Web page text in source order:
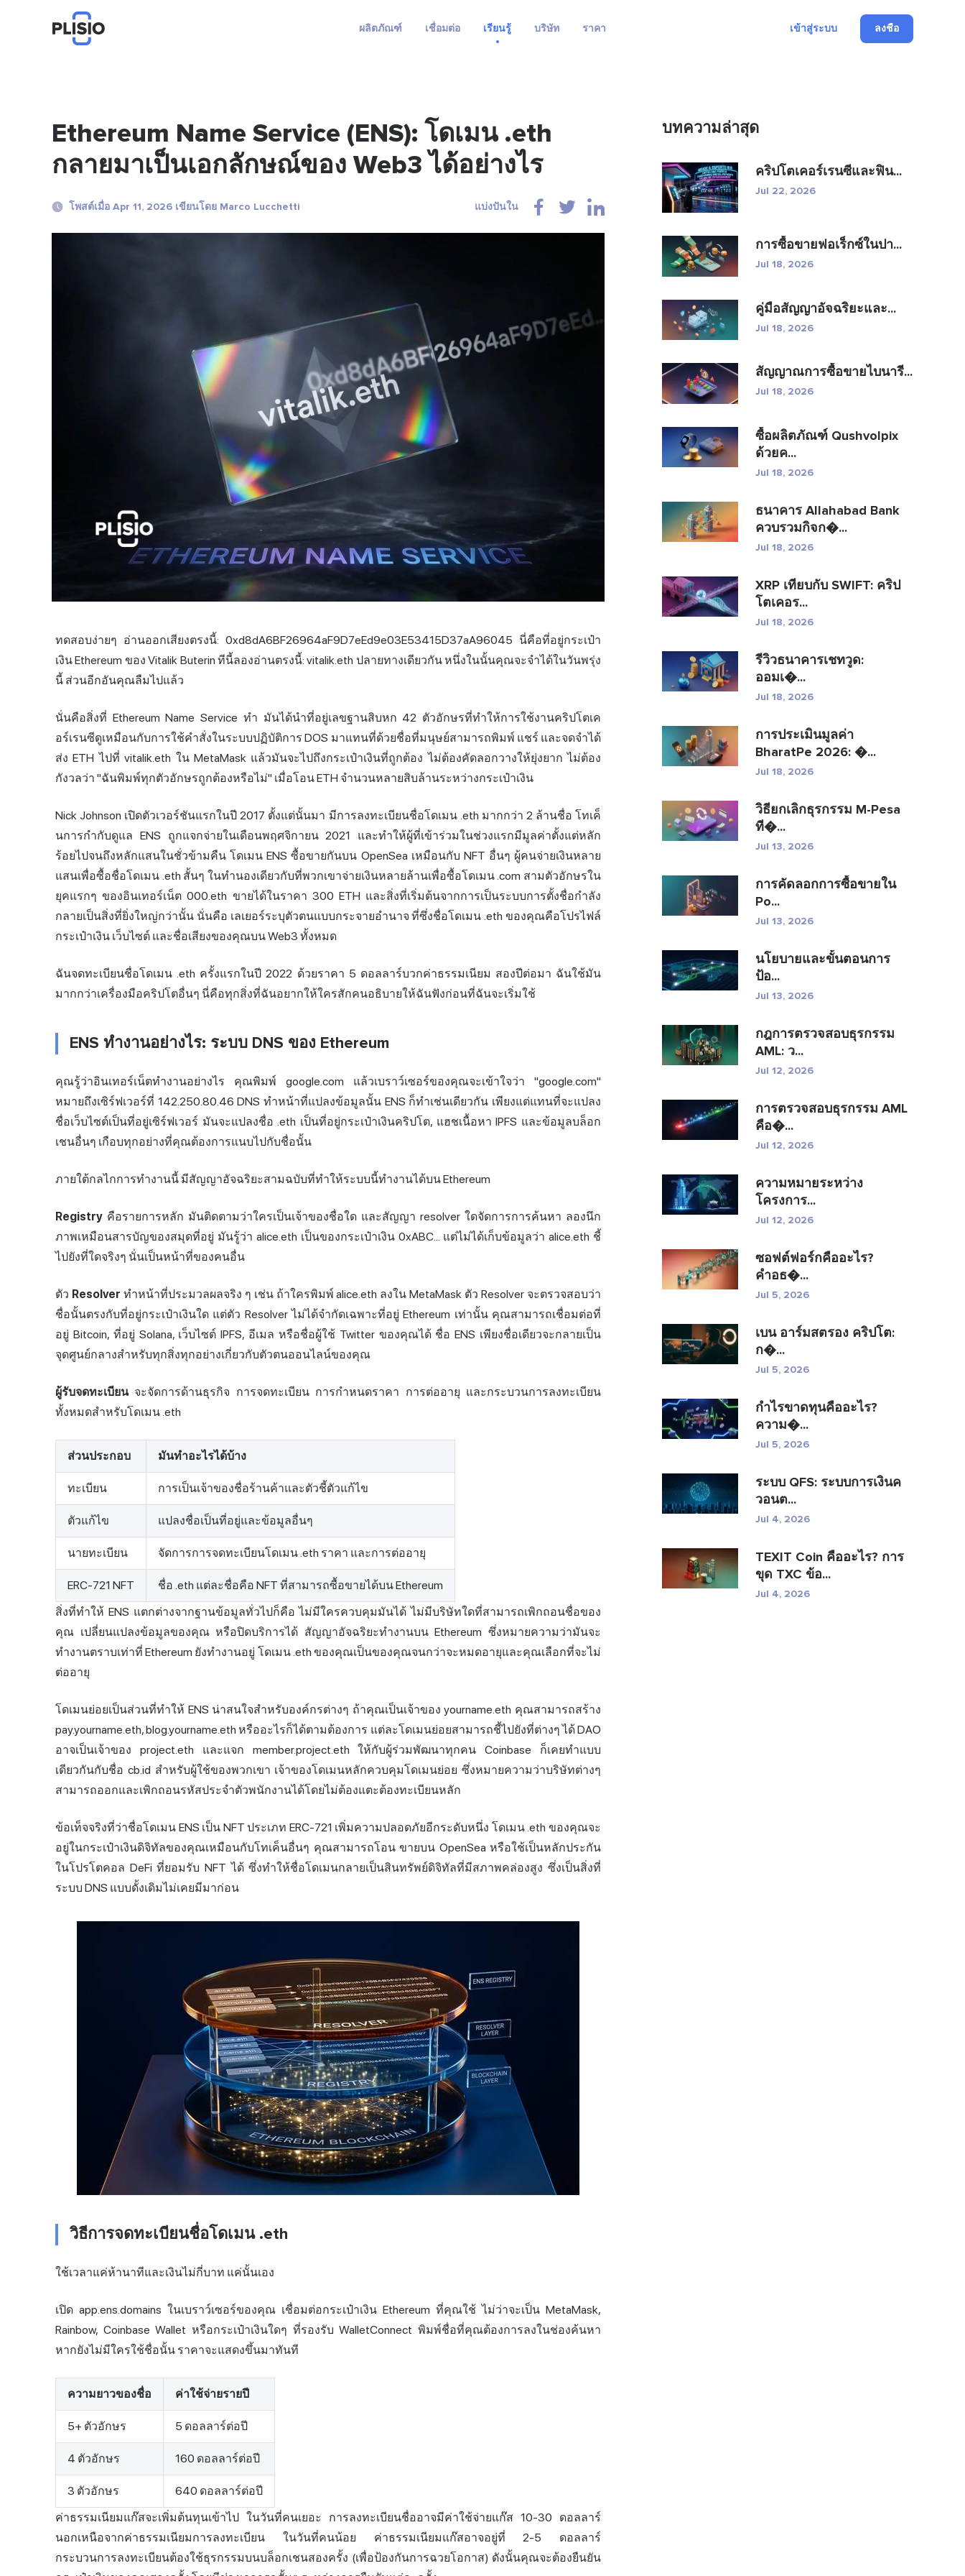
ผลิตภัณฑ์ เชื่อมต่อ เรียนรู้ บริษัท ราคา เข้าสู่ระบบ ลงชื่อ
Ethereum Name Service (ENS): โดเมน .eth
กลายมาเป็นเอกลักษณ์ของ Web3 ได้อย่างไร
โพสต์เมื่อ Apr 11, 2026 เขียนโดย Marco Lucchetti แบ่งปันใน
ทดสอบง่ายๆ อ่านออกเสียงตรงนี้: 0xd8dA6BF26964aF9D7eEd9e03E53415D37aA96045 นี่คือที่อยู่กระเป๋า
เงินEthereum ของ Vitalik Buterin ทีนี้ลองอ่านตรงนี้: vitalik.eth ปลายทางเดียวกัน หนึ่งในนั้นคุณจะจำได้ในวันพรุ่ง
นี้ ส่วนอีกอันคุณลืมไปแล้ว
นั่นคือสิ่งที่ Ethereum Name Service ทำ มันได้นำที่อยู่เลขฐานสิบหก 42 ตัวอักษรที่ทำให้การใช้งานคริปโตเค
อร์เรนซีดูเหมือนกับการใช้คำสั่งในระบบปฏิบัติการ DOS มาแทนที่ด้วยชื่อที่มนุษย์สามารถพิมพ์ แชร์ และจดจำได้
ส่ง ETH ไปที่ vitalik.eth ใน MetaMask แล้วมันจะไปถึงกระเป๋าเงินที่ถูกต้อง ไม่ต้องคัดลอกวางให้ยุ่งยาก ไม่ต้อง
กังวลว่า "ฉันพิมพ์ทุกตัวอักษรถูกต้องหรือไม่" เมื่อโอน ETH จำนวนหลายสิบล้านระหว่างกระเป๋าเงิน
Nick Johnson เปิดตัวเวอร์ชันแรกในปี 2017 ตั้งแต่นั้นมา มีการลงทะเบียนชื่อโดเมน .eth มากกว่า 2 ล้านชื่อ โทเค็
นการกำกับดูแล ENS ถูกแจกจ่ายในเดือนพฤศจิกายน 2021 และทำให้ผู้ที่เข้าร่วมในช่วงแรกมีมูลค่าตั้งแต่หลัก
ร้อยไปจนถึงหลักแสนในชั่วข้ามคืน โดเมน ENS ซื้อขายกันบน OpenSea เหมือนกับ NFT อื่นๆ ผู้คนจ่ายเงินหลาย
แสนเพื่อซื้อชื่อโดเมน .eth สั้นๆ ในทำนองเดียวกับที่พวกเขาจ่ายเงินหลายล้านเพื่อซื้อโดเมน .com สามตัวอักษรใน
ยุคแรกๆ ของอินเทอร์เน็ต 000.eth ขายได้ในราคา 300 ETH และสิ่งที่เริ่มต้นจากการเป็นระบบการตั้งชื่อกำลัง
กลายเป็นสิ่งที่ยิ่งใหญ่กว่านั้น นั่นคือ เลเยอร์ระบุตัวตนแบบกระจายอำนาจ ที่ซึ่งชื่อโดเมน .eth ของคุณคือโปรไฟล์
กระเป๋าเงิน เว็บไซต์ และชื่อเสียงของคุณบน Web3 ทั้งหมด
ฉันจดทะเบียนชื่อโดเมน .eth ครั้งแรกในปี 2022 ด้วยราคา 5 ดอลลาร์บวกค่าธรรมเนียม สองปีต่อมา ฉันใช้มัน
มากกว่าเครื่องมือคริปโตอื่นๆ นี่คือทุกสิ่งที่ฉันอยากให้ใครสักคนอธิบายให้ฉันฟังก่อนที่ฉันจะเริ่มใช้
ENS ทำงานอย่างไร: ระบบ DNS ของ Ethereum
คุณรู้ว่าอินเทอร์เน็ตทำงานอย่างไร คุณพิมพ์ google.com แล้วเบราว์เซอร์ของคุณจะเข้าใจว่า "google.com"
หมายถึงเซิร์ฟเวอร์ที่ 142.250.80.46 DNS ทำหน้าที่แปลงข้อมูลนั้น ENS ก็ทำเช่นเดียวกัน เพียงแต่แทนที่จะแปลง
ชื่อเว็บไซต์เป็นที่อยู่เซิร์ฟเวอร์ มันจะแปลงชื่อ .eth เป็นที่อยู่กระเป๋าเงินคริปโต, แฮชเนื้อหา IPFS และข้อมูลบล็อก
เชนอื่นๆ เกือบทุกอย่างที่คุณต้องการแนบไปกับชื่อนั้น
ภายใต้กลไกการทำงานนี้ มีสัญญาอัจฉริยะสามฉบับที่ทำให้ระบบนี้ทำงานได้บน Ethereum
Registry คือรายการหลัก มันติดตามว่าใครเป็นเจ้าของชื่อใด และสัญญา resolver ใดจัดการการค้นหา ลองนึก
ภาพเหมือนสารบัญของสมุดที่อยู่ มันรู้ว่า alice.eth เป็นของกระเป๋าเงิน 0xABC... แต่ไม่ได้เก็บข้อมูลว่า alice.eth ชี้
ไปยังที่ใดจริงๆ นั่นเป็นหน้าที่ของคนอื่น
ตัว Resolver ทำหน้าที่ประมวลผลจริง ๆ เช่น ถ้าใครพิมพ์ alice.eth ลงใน MetaMask ตัว Resolver จะตรวจสอบว่า
ชื่อนั้นตรงกับที่อยู่กระเป๋าเงินใด แต่ตัว Resolver ไม่ได้จำกัดเฉพาะที่อยู่ Ethereum เท่านั้น คุณสามารถเชื่อมต่อที่
อยู่ Bitcoin, ที่อยู่ Solana, เว็บไซต์ IPFS, อีเมล หรือชื่อผู้ใช้ Twitter ของคุณได้ ชื่อ ENS เพียงชื่อเดียวจะกลายเป็น
จุดศูนย์กลางสำหรับทุกสิ่งทุกอย่างเกี่ยวกับตัวตนออนไลน์ของคุณ
ผู้รับจดทะเบียนจะจัดการด้านธุรกิจ การจดทะเบียน การกำหนดราคา การต่ออายุ และกระบวนการลงทะเบียน
ทั้งหมดสำหรับโดเมน .eth
ส่วนประกอบ มันทำอะไรได้บ้าง
ทะเบียน การเป็นเจ้าของชื่อร้านค้าและตัวชี้ตัวแก้ไข
ตัวแก้ไข แปลงชื่อเป็นที่อยู่และข้อมูลอื่นๆ
นายทะเบียน จัดการการจดทะเบียนโดเมน .eth ราคา และการต่ออายุ
ERC-721 NFT
ชื่อ .eth แต่ละชื่อคือ NFT ที่สามารถซื้อขายได้บน Ethereum
สิ่งที่ทำให้ ENS แตกต่างจากฐานข้อมูลทั่วไปก็คือ ไม่มีใครควบคุมมันได้ ไม่มีบริษัทใดที่สามารถเพิกถอนชื่อของ
คุณ เปลี่ยนแปลงข้อมูลของคุณ หรือปิดบริการได้ สัญญาอัจฉริยะทำงานบน Ethereum ซึ่งหมายความว่ามันจะ
ทำงานตราบเท่าที่ Ethereum ยังทำงานอยู่ โดเมน .eth ของคุณเป็นของคุณจนกว่าจะหมดอายุและคุณเลือกที่จะไม่
ต่ออายุ
โดเมนย่อยเป็นส่วนที่ทำให้ ENS น่าสนใจสำหรับองค์กรต่างๆ ถ้าคุณเป็นเจ้าของ yourname.eth คุณสามารถสร้าง
pay.yourname.eth, blog.yourname.eth หรืออะไรก็ได้ตามต้องการ แต่ละโดเมนย่อยสามารถชี้ไปยังที่ต่างๆ ได้ DAO
อาจเป็นเจ้าของ project.eth และแจก member.project.eth ให้กับผู้ร่วมพัฒนาทุกคน Coinbase ก็เคยทำแบบ
เดียวกันกับชื่อ cb.id สำหรับผู้ใช้ของพวกเขา เจ้าของโดเมนหลักควบคุมโดเมนย่อย ซึ่งหมายความว่าบริษัทต่างๆ
สามารถออกและเพิกถอนรหัสประจำตัวพนักงานได้โดยไม่ต้องแตะต้องทะเบียนหลัก
ข้อเท็จจริงที่ว่าชื่อโดเมน ENS เป็น NFT ประเภท ERC-721 เพิ่มความปลอดภัยอีกระดับหนึ่ง โดเมน .eth ของคุณจะ
อยู่ในกระเป๋าเงินดิจิทัลของคุณเหมือนกับโทเค็นอื่นๆ คุณสามารถโอน ขายบน OpenSea หรือใช้เป็นหลักประกัน
ในโปรโตคอล DeFi ที่ยอมรับ NFT ได้ ซึ่งทำให้ชื่อโดเมนกลายเป็นสินทรัพย์ดิจิทัลที่มีสภาพคล่องสูง ซึ่งเป็นสิ่งที่
ระบบ DNS แบบดั้งเดิมไม่เคยมีมาก่อน
วิธีการจดทะเบียนชื่อโดเมน .eth
ใช้เวลาแค่ห้านาทีและเงินไม่กี่บาท แค่นั้นเอง
เปิด app.ens.domains ในเบราว์เซอร์ของคุณ เชื่อมต่อกระเป๋าเงิน Ethereum ที่คุณใช้ ไม่ว่าจะเป็น MetaMask,
Rainbow, Coinbase Wallet หรือกระเป๋าเงินใดๆ ที่รองรับWalletConnect พิมพ์ชื่อที่คุณต้องการลงในช่องค้นหา
หากยังไม่มีใครใช้ชื่อนั้น ราคาจะแสดงขึ้นมาทันที
ความยาวของชื่อ ค่าใช้จ่ายรายปี
5+ ตัวอักษร 5 ดอลลาร์ต่อปี
4 ตัวอักษร 160 ดอลลาร์ต่อปี
3 ตัวอักษร
640 ดอลลาร์ต่อปี
ค่าธรรมเนียมแก๊สจะเพิ่มต้นทุนเข้าไป ในวันที่คนเยอะ การลงทะเบียนชื่ออาจมีค่าใช้จ่ายแก๊ส 10-30 ดอลลาร์
นอกเหนือจากค่าธรรมเนียมการลงทะเบียน ในวันที่คนน้อย ค่าธรรมเนียมแก๊สอาจอยู่ที่ 2-5 ดอลลาร์
กระบวนการลงทะเบียนต้องใช้ธุรกรรมบนบล็อกเชนสองครั้ง (เพื่อป้องกันการฉวยโอกาส) ดังนั้นคุณจะต้องยืนยัน
บทความล่าสุด
คริปโตเคอร์เรนซีและฟิน...
Jul 22, 2026
การซื้อขายฟอเร็กซ์ในปา...
Jul 18, 2026
คู่มือสัญญาอัจฉริยะและ...
Jul 18, 2026
สัญญาณการซื้อขายไบนารี...
Jul 18, 2026
ซื้อผลิตภัณฑ์ Qushvolpix
ด้วยค...
Jul 18, 2026
ธนาคาร Allahabad Bank
ควบรวมกิจก�...
Jul 18, 2026
XRP เทียบกับ SWIFT: คริป
โตเคอร...
Jul 18, 2026
รีวิวธนาคารเชทวูด:
ออมเ�...
Jul 18, 2026
การประเมินมูลค่า
BharatPe 2026: �...
Jul 18, 2026
วิธียกเลิกธุรกรรม M-Pesa
ที�...
Jul 13, 2026
การคัดลอกการซื้อขายใน
Po...
Jul 13, 2026
นโยบายและขั้นตอนการ
ป้อ...
Jul 13, 2026
กฎการตรวจสอบธุรกรรม
AML: ว...
Jul 12, 2026
การตรวจสอบธุรกรรม AML
คือ�...
Jul 12, 2026
ความหมายระหว่าง
โครงการ...
Jul 12, 2026
ซอฟต์ฟอร์กคืออะไร?
คำอธ�...
Jul 5, 2026
เบน อาร์มสตรอง คริปโต:
ก�...
Jul 5, 2026
กำไรขาดทุนคืออะไร?
ความ�...
Jul 5, 2026
ระบบ QFS: ระบบการเงินค
วอนต...
Jul 4, 2026
TEXIT Coin คืออะไร? การ
ขุด TXC ข้อ...
Jul 4, 2026